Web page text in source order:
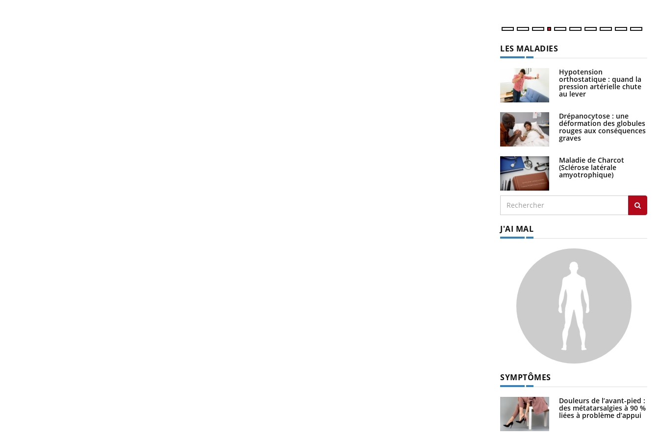
LES MALADIES
Hypotension
orthostatique : quand la
pression artérielle chute
au lever
Drépanocytose : une
déformation des globules
rouges aux conséquences
graves
Maladie de Charcot
(Sclérose latérale
amyotrophique)
J'AI MAL
SYMPTÔMES
Douleurs de l’avant-pied :
des métatarsalgies à 90 %
liées à problème d’appui